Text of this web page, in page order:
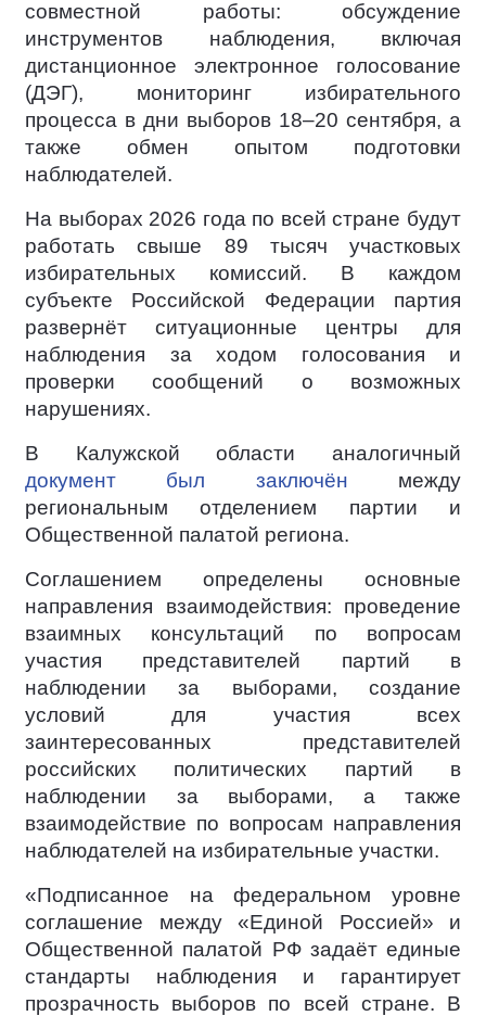
совместной работы: обсуждение
инструментов наблюдения, включая
дистанционное электронное голосование
(ДЭГ), мониторинг избирательного
процесса в дни выборов 18–20 сентября, а
также обмен опытом подготовки
наблюдателей.
На выборах 2026 года по всей стране будут
работать свыше 89 тысяч участковых
избирательных комиссий. В каждом
субъекте Российской Федерации партия
развернёт ситуационные центры для
наблюдения за ходом голосования и
проверки сообщений о возможных
нарушениях.
В Калужской области аналогичный
документ был заключён между
региональным отделением партии и
Общественной палатой региона.
Соглашением определены основные
направления взаимодействия: проведение
взаимных консультаций по вопросам
участия представителей партий в
наблюдении за выборами, создание
условий для участия всех
заинтересованных представителей
российских политических партий в
наблюдении за выборами, а также
взаимодействие по вопросам направления
наблюдателей на избирательные участки.
«Подписанное на федеральном уровне
соглашение между «Единой Россией» и
Общественной палатой РФ задаёт единые
стандарты наблюдения и гарантирует
прозрачность выборов по всей стране. В